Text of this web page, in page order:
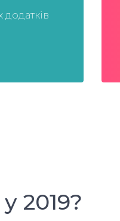
додатків
2019?